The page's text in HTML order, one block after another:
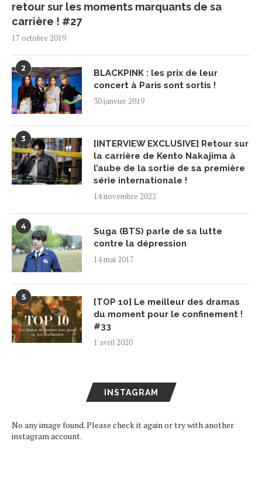
retour sur les moments marquants de sa
carrière ! #27
17 octobre 2019
2
BLACKPINK : les prix de leur
concert à Paris sont sortis !
30 janvier 2019
3
[INTERVIEW EXCLUSIVE] Retour sur
la carrière de Kento Nakajima à
l’aube de la sortie de sa première
série internationale !
14 novembre 2022
4
Suga (BTS) parle de sa lutte
contre la dépression
14 mai 2017
5
[TOP 10] Le meilleur des dramas
du moment pour le confinement !
#33
1 avril 2020
INSTAGRAM
No any image found. Please check it again or try with another
instagram account.